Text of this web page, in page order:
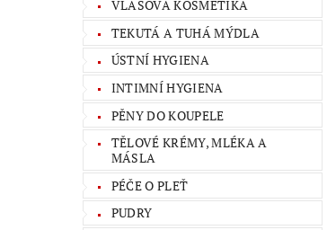
VLASOVÁ KOSMETIKA
TEKUTÁ A TUHÁ MÝDLA
ÚSTNÍ HYGIENA
INTIMNÍ HYGIENA
PĚNY DO KOUPELE
TĚLOVÉ KRÉMY, MLÉKA A
MÁSLA
PÉČE O PLEŤ
PUDRY